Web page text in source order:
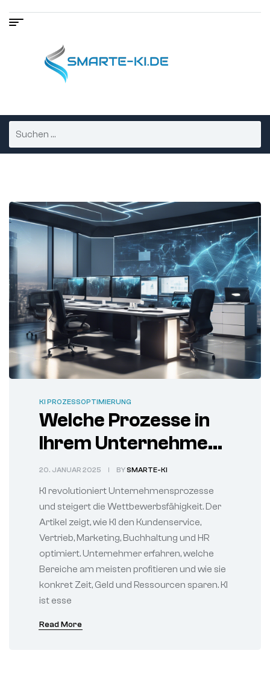
KI PROZESSOPTIMIERUNG
Welche Prozesse in
Ihrem Unternehmen
am meisten von KI
profitieren können.
20. JANUAR 2025 BYSMARTE-KI
KI revolutioniert Unternehmensprozesse
und steigert die Wettbewerbsfähigkeit. Der
Artikel zeigt, wie KI den Kundenservice,
Vertrieb, Marketing, Buchhaltung und HR
optimiert. Unternehmer erfahren, welche
Bereiche am meisten profitieren und wie sie
konkret Zeit, Geld und Ressourcen sparen. KI
ist esse
Read More